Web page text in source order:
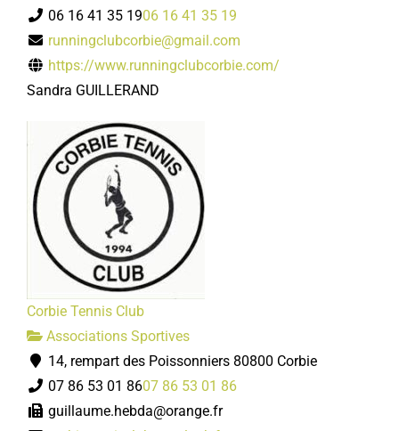
06 16 41 35 1906 16 41 35 19
runningclubcorbie@gmail.com
https://www.runningclubcorbie.com/
Sandra GUILLERAND
Corbie Tennis Club
Associations Sportives
14, rempart des Poissonniers 80800 Corbie
07 86 53 01 8607 86 53 01 86
guillaume.hebda@orange.fr